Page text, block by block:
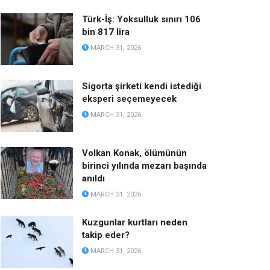
Türk-İş: Yoksulluk sınırı 106
bin 817 lira
MARCH 31, 2026
Sigorta şirketi kendi istediği
eksperi seçemeyecek
MARCH 31, 2026
Volkan Konak, ölümünün
birinci yılında mezarı başında
anıldı
MARCH 31, 2026
Kuzgunlar kurtları neden
takip eder?
MARCH 31, 2026